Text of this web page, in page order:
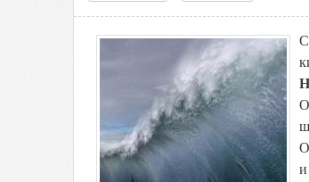
и